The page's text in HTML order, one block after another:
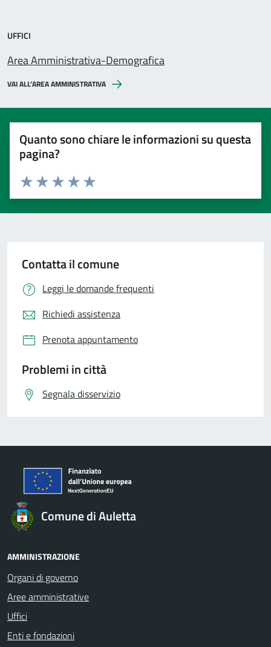
UFFICI
Area Amministrativa-Demografica
VAI ALL’AREA AMMINISTRATIVA
Quanto sono chiare le informazioni su questa
pagina?
Valuta 5 stelle su 5
Valuta 4 stelle su 5
Valuta 3 stelle su 5
Valuta 2 stelle su 5
Valuta 1 stelle su 5
Contatta il comune
Leggi le domande frequenti
Richiedi assistenza
Prenota appuntamento
Problemi in città
Segnala disservizio
Comune di Auletta
AMMINISTRAZIONE
Organi di governo
Aree amministrative
Uffici
Enti e fondazioni